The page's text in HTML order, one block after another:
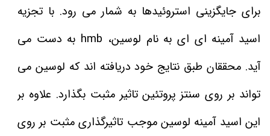
برای جایگزینی استروئیدها به شمار می‌ رود. با تجزيه
اسید آمینه‌ ای ای به نام لوسین، hmb به دست می‌
آید. محققان طبق نتایج خود دریافته‌ اند که لوسین می‌
تواند بر روی سنتز پروتئین تاثیر مثبت بگذارد. علاوه بر
این اسید آمینه لوسین موجب تاثیرگذاری مثبت بر روی